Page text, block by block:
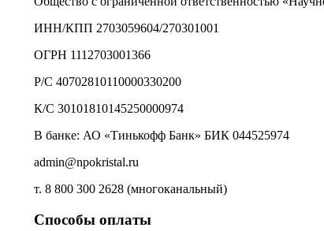
ИНН/КПП 2703059604/270301001
ОГРН 1112703001366
Р/С 40702810110000330200
К/С 30101810145250000974
В банке: АО «Тинькофф Банк» БИК 044525974
admin@npokristal.ru
т. 8 800 300 2628 (многоканальный)
Способы оплаты